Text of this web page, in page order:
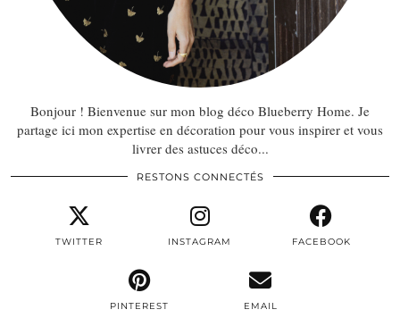
Bonjour ! Bienvenue sur mon blog déco Blueberry Home. Je
partage ici mon expertise en décoration pour vous inspirer et vous
livrer des astuces déco...
RESTONS CONNECTÉS
TWITTER INSTAGRAM FACEBOOK
PINTEREST EMAIL